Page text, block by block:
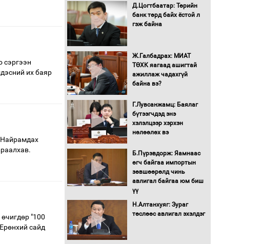
сэргээн
их баяр
"100
сайд
Д.Цогтбаатар: Төрийн
банк төрд байх ёстой л
гэж байна
Ж.Галбадрах: МИАТ
ТӨХК яагаад ашигтай
ажиллаж чадахгүй
байна вэ?
Г.Лувсанжамц: Баялаг
бүтээгчдэд энэ
хэлэлцээр хэрхэн
нөлөөлөх вэ
Б.Пүрэвдорж: Яамнаас
өгч байгаа импортын
зөвшөөрөлд чинь
авлигал байгаа юм биш
үү
Н.Алтанхуяг: Зураг
төслөөс авлигал эхэлдэг